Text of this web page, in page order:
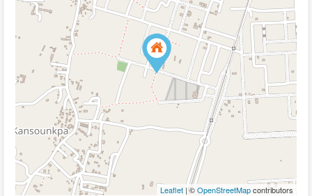
Leaflet | ©OpenStreetMapcontributors